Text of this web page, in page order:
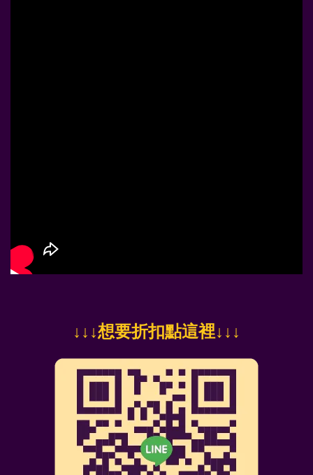
↓ ↓↓想要折扣點這裡↓↓↓